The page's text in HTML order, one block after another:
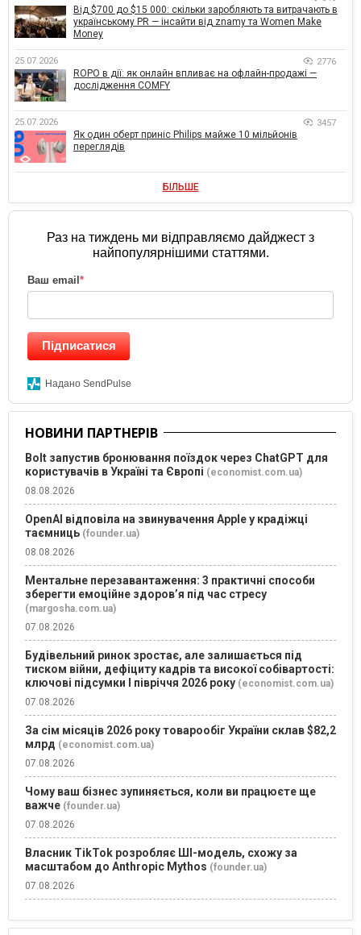
Від $700 до $15 000: скільки заробляють та витрачають в
українському PR — інсайти від znamy та Women Make
Money
25.07.2026 2776
ROPO в дії: як онлайн впливає на офлайн-продажі —
дослідження COMFY
25.07.2026 3457
Як один оберт приніс Philips майже 10 мільйонів
переглядів
БІЛЬШЕ
Раз на тиждень ми відправляємо дайджест з
найпопулярнішими статтями.
Ваш email *
Підписатися
Надано SendPulse
НОВИНИ ПАРТНЕРІВ
Bolt запустив бронювання поїздок через ChatGPT для
користувачів в Україні та Європі (economist.com.ua)
08.08.2026
OpenAI відповіла на звинувачення Apple у крадіжці
таємниць (founder.ua)
08.08.2026
Ментальне перезавантаження: 3 практичні способи
зберегти емоційне здоров’я під час стресу
(margosha.com.ua)
07.08.2026
Будівельний ринок зростає, але залишається під
тиском війни, дефіциту кадрів та високої собівартості:
ключові підсумки І півріччя 2026 року (economist.com.ua)
07.08.2026
За сім місяців 2026 року товарообіг України склав $82,2
млрд (economist.com.ua)
07.08.2026
Чому ваш бізнес зупиняється, коли ви працюєте ще
важче (founder.ua)
07.08.2026
Власник TikTok розробляє ШІ-модель, схожу за
масштабом до Anthropic Mythos (founder.ua)
07.08.2026